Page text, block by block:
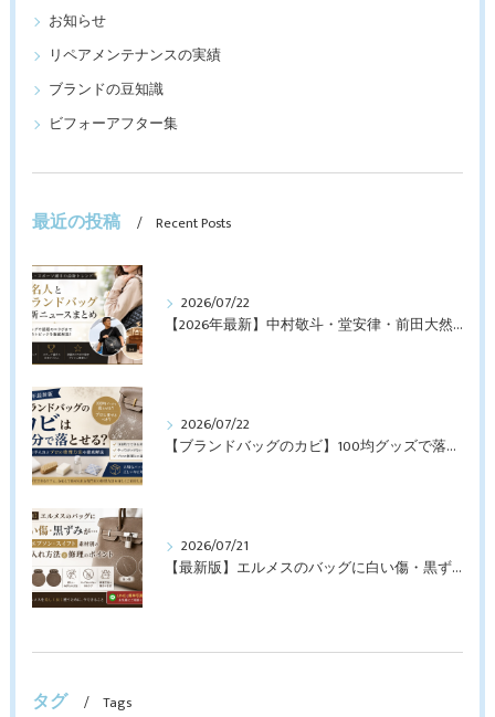
お知らせ
リペアメンテナンスの実績
ブランドの豆知識
ビフォーアフター集
最近の投稿 Recent Posts
2026/07/22
【2026年最新】中村敬斗・堂安律・前田大然も愛用！日本代表選手が持つブランドバッグとは？修理・メンテナンス方法も解説
2026/07/22
【ブランドバッグのカビ】100均グッズで落とせる？プロが教えるNGなお手入れと修理すべきケース【最新版】
2026/07/21
【最新版】エルメスのバッグに白い傷・黒ずみが…トゴ・エプソン・スイフト素材別のお手入れ方法と修理のポイント
タグ Tags